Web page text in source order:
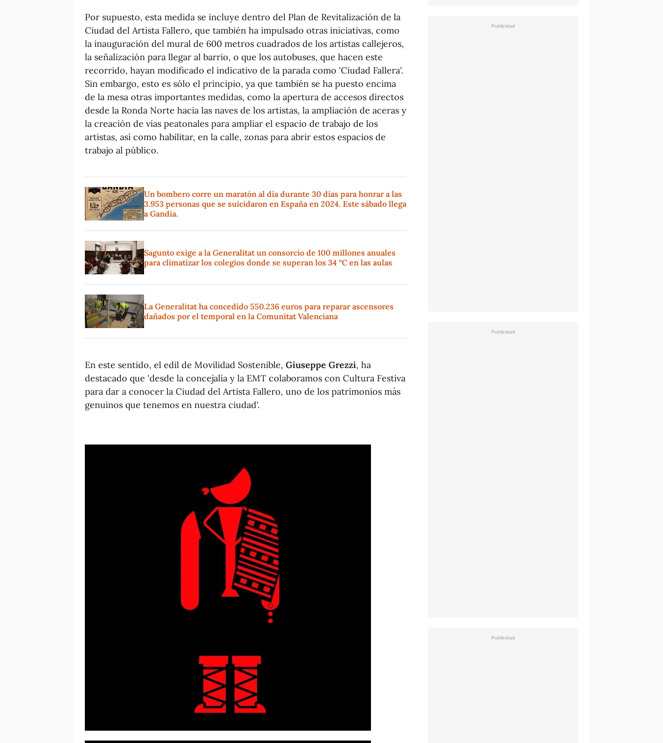
Por supuesto, esta medida se incluye dentro del Plan de Revitalización de la
Ciudad del Artista Fallero, que también ha impulsado otras iniciativas, como
la inauguración del mural de 600 metros cuadrados de los artistas callejeros,
la señalización para llegar al barrio, o que los autobuses, que hacen este
recorrido, hayan modificado el indicativo de la parada como 'Ciudad Fallera'.
Sin embargo, esto es sólo el principio, ya que también se ha puesto encima
de la mesa otras importantes medidas, como la apertura de accesos directos
desde la Ronda Norte hacia las naves de los artistas, la ampliación de aceras y
la creación de vías peatonales para ampliar el espacio de trabajo de los
artistas, así como habilitar, en la calle, zonas para abrir estos espacios de
trabajo al público.
Un bombero corre un maratón al día durante 30 días para honrar a las
3.953 personas que se suicidaron en España en 2024. Este sábado llega
a Gandia.
Sagunto exige a la Generalitat un consorcio de 100 millones anuales
para climatizar los colegios donde se superan los 34 °C en las aulas
La Generalitat ha concedido 550.236 euros para reparar ascensores
dañados por el temporal en la Comunitat Valenciana
En este sentido, el edil de Movilidad Sostenible, Giuseppe Grezzi, ha
destacado que 'desde la concejalía y la EMT colaboramos con Cultura Festiva
para dar a conocer la Ciudad del Artista Fallero, uno de los patrimonios más
genuinos que tenemos en nuestra ciudad'.